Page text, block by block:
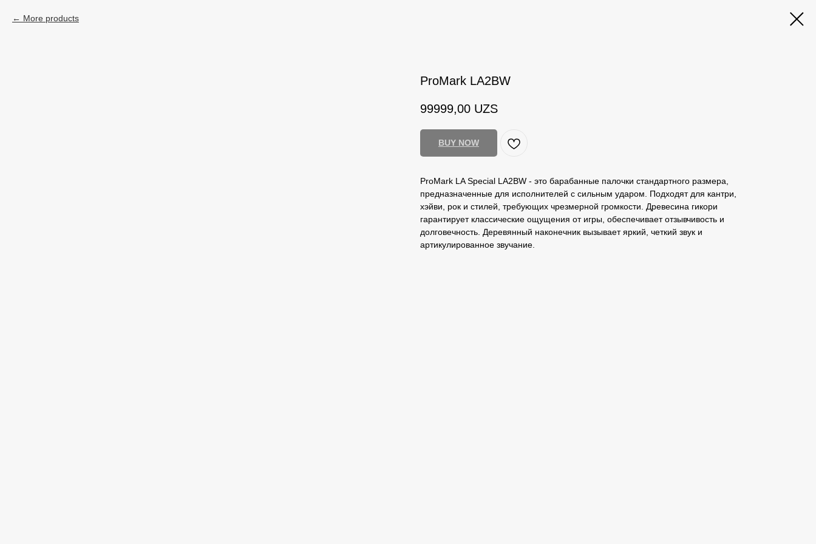
More products
ProMark LA2BW
99999,00 UZS
BUY NOW
ProMark LA Special LA2BW - это барабанные палочки стандартного размера,
предназначенные для исполнителей с сильным ударом. Подходят для кантри,
хэйви, рок и стилей, требующих чрезмерной громкости. Древесина гикори
гарантирует классические ощущения от игры, обеспечивает отзывчивость и
долговечность. Деревянный наконечник вызывает яркий, четкий звук и
артикулированное звучание.